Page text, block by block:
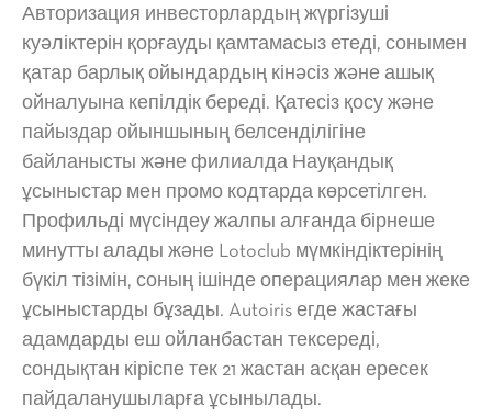
Авторизация инвесторлардың жүргізуші
куәліктерін қорғауды қамтамасыз етеді, сонымен
қатар барлық ойындардың кінәсіз және ашық
ойналуына кепілдік береді. Қатесіз қосу және
пайыздар ойыншының белсенділігіне
байланысты және филиалда Науқандық
ұсыныстар мен промо кодтарда көрсетілген.
Профильді мүсіндеу жалпы алғанда бірнеше
минутты алады және Lotoclub мүмкіндіктерінің
бүкіл тізімін, соның ішінде операциялар мен жеке
ұсыныстарды бұзады. Autoiris егде жастағы
адамдарды еш ойланбастан тексереді,
сондықтан кіріспе тек 21 жастан асқан ересек
пайдаланушыларға ұсынылады.